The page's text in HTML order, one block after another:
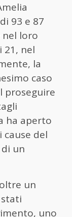
93 e 87
loro
21, nel
la
caso
proseguire
ha aperto
cause del
un
un
uno